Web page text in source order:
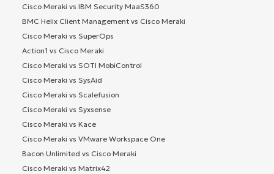
Cisco Meraki vs IBM Security MaaS360
BMC Helix Client Management vs Cisco Meraki
Cisco Meraki vs SuperOps
Action1 vs Cisco Meraki
Cisco Meraki vs SOTI MobiControl
Cisco Meraki vs SysAid
Cisco Meraki vs Scalefusion
Cisco Meraki vs Syxsense
Cisco Meraki vs Kace
Cisco Meraki vs VMware Workspace One
Bacon Unlimited vs Cisco Meraki
Cisco Meraki vs Matrix42